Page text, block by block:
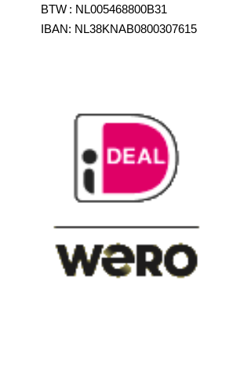
BTW : NL005468800B31
IBAN: NL38KNAB0800307615